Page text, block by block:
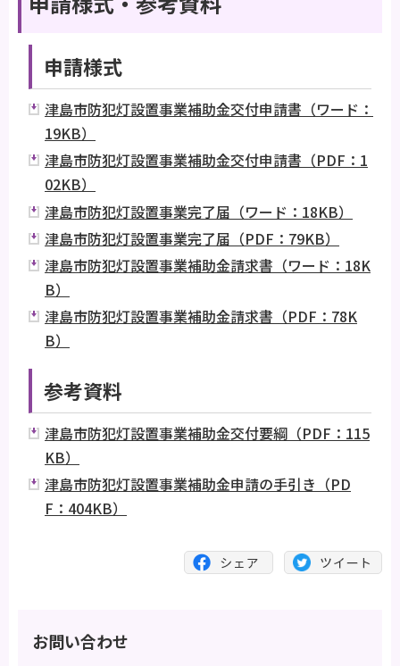
申請様式
津島市防犯灯設置事業補助金交付申請書（ワード：
19KB）
津島市防犯灯設置事業補助金交付申請書（PDF：1
02KB）
津島市防犯灯設置事業完了届（ワード：18KB）
津島市防犯灯設置事業完了届（PDF：79KB）
津島市防犯灯設置事業補助金請求書（ワード：18K
B）
津島市防犯灯設置事業補助金請求書（PDF：78K
B）
参考資料
津島市防犯灯設置事業補助金交付要綱（PDF：115
KB）
津島市防犯灯設置事業補助金申請の手引き（PD
F：404KB）
お問い合わせ